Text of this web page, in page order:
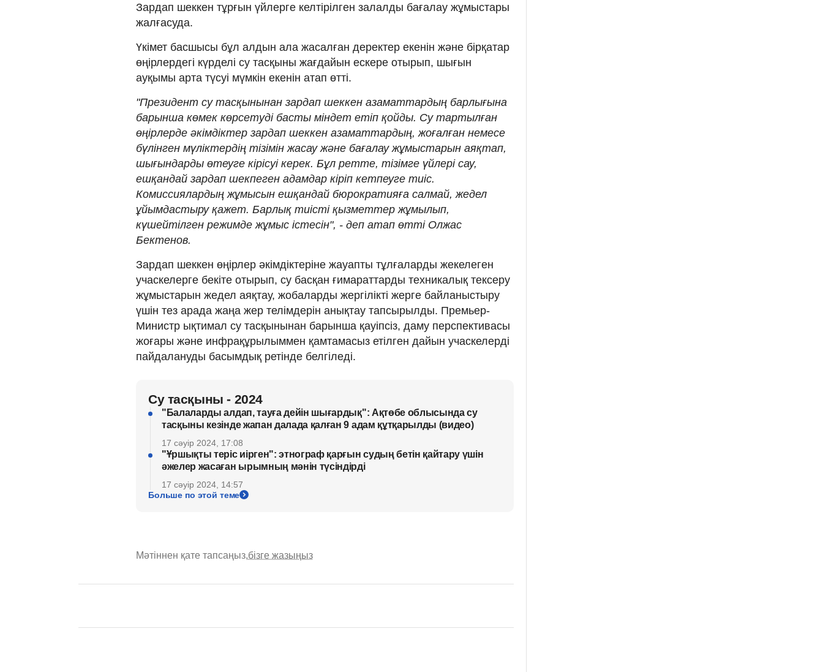
Зардап шеккен тұрғын үйлерге келтірілген залалды бағалау жұмыстары
жалғасуда.
Үкімет басшысы бұл алдын ала жасалған деректер екенін және бірқатар
өңірлердегі күрделі су тасқыны жағдайын ескере отырып, шығын
ауқымы арта түсуі мүмкін екенін атап өтті.
"Президент су тасқынынан зардап шеккен азаматтардың барлығына
барынша көмек көрсетуді басты міндет етіп қойды. Су тартылған
өңірлерде әкімдіктер зардап шеккен азаматтардың, жоғалған немесе
бүлінген мүліктердің тізімін жасау және бағалау жұмыстарын аяқтап,
шығындарды өтеуге кірісуі керек. Бұл ретте, тізімге үйлері сау,
ешқандай зардап шекпеген адамдар кіріп кетпеуге тиіс.
Комиссиялардың жұмысын ешқандай бюрократияға салмай, жедел
ұйымдастыру қажет. Барлық тиісті қызметтер жұмылып,
күшейтілген режимде жұмыс істесін", - деп атап өтті Олжас
Бектенов.
Зардап шеккен өңірлер әкімдіктеріне жауапты тұлғаларды жекелеген
учаскелерге бекіте отырып, су басқан ғимараттарды техникалық тексеру
жұмыстарын жедел аяқтау, жобаларды жергілікті жерге байланыстыру
үшін тез арада жаңа жер телімдерін анықтау тапсырылды. Премьер-
Министр ықтимал су тасқынынан барынша қауіпсіз, даму перспективасы
жоғары және инфрақұрылыммен қамтамасыз етілген дайын учаскелерді
пайдалануды басымдық ретінде белгіледі.
Су тасқыны - 2024
"Балаларды алдап, тауға дейін шығардық": Ақтөбе облысында су
тасқыны кезінде жапан далада қалған 9 адам құтқарылды (видео)
17 сәуір 2024, 17:08
"Ұршықты теріс иірген": этнограф қарғын судың бетін қайтару үшін
әжелер жасаған ырымның мәнін түсіндірді
17 сәуір 2024, 14:57
Больше по этой теме
Мәтіннен қате тапсаңыз,бізге жазыңыз